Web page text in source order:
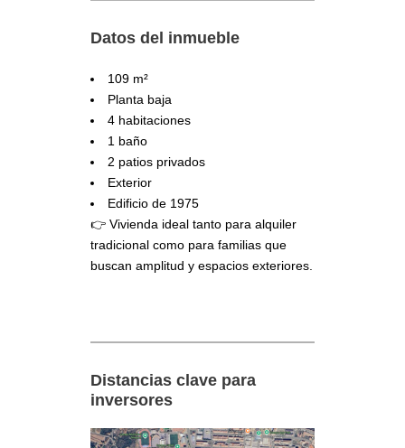
Datos del inmueble
109 m²
Planta baja
4 habitaciones
1 baño
2 patios privados
Exterior
Edificio de 1975
👉 Vivienda ideal tanto para alquiler
tradicional como para familias que
buscan amplitud y espacios exteriores.
Distancias clave para
inversores